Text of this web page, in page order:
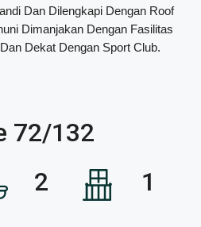
Dan Dilengkapi Dengan Roof
Dimanjakan Dengan Fasilitas
Dekat Dengan Sport Club.
72/132
2 1